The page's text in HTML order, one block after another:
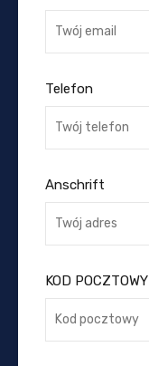
Telefon
Anschrift
KOD POCZTOWY